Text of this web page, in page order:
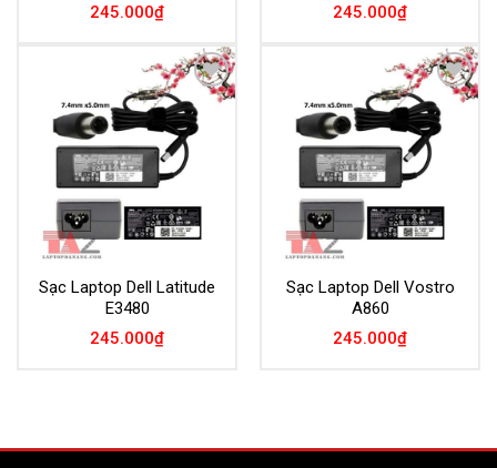
245.000₫
245.000₫
Add to
Wishlist
Sạc Laptop Dell Latitude
E3480
245.000₫
Add to
Wishlist
Sạc Laptop Dell Vostro
A860
245.000₫